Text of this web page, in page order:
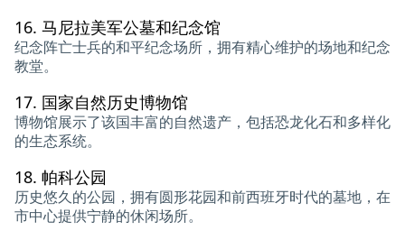
16. 马尼拉美军公墓和纪念馆
纪念阵亡士兵的和平纪念场所，拥有精心维护的场地和纪念
教堂。
17. 国家自然历史博物馆
博物馆展示了该国丰富的自然遗产，包括恐龙化石和多样化
的生态系统。
18. 帕科公园
历史悠久的公园，拥有圆形花园和前西班牙时代的墓地，在
市中心提供宁静的休闲场所。